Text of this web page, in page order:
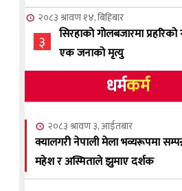
२०८३ श्रावण १४, बिहिबार
३
सिरहाको गोलबजारमा
एक जनाको मृत्यु
२०८३ श्रावण १०, आईतबार
४ NCSC को अध्यक्षमा घनेन्द्र
२०८३ श्रावण ८, शुक्रबार
५
नेप्लिज सोसाइटि अफ
सूर्य अधिकारी र घनेन्द्र न्यौपाने
धर्मकर्म
२०८३ श्रावण ३, आईतबार
क्यालगरी नेपाली मेला भव्यरूपमा
महेश र अस्मिताले झुमाए दर्शक